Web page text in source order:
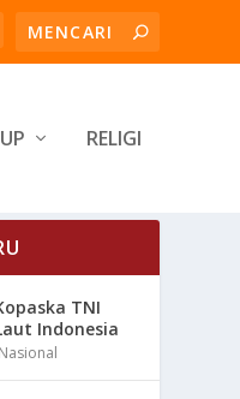
RELIGI
TNI
Indonesia
Nasional